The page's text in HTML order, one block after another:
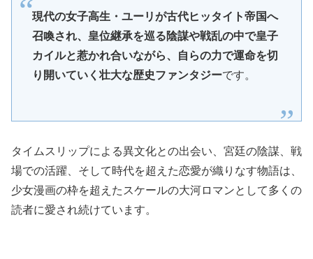
現代の女子高生・ユーリが古代ヒッタイト帝国へ
召喚され、皇位継承を巡る陰謀や戦乱の中で皇子
カイルと惹かれ合いながら、自らの力で運命を切
り開いていく壮大な歴史ファンタジーです。
タイムスリップによる異文化との出会い、宮廷の陰謀、戦
場での活躍、そして時代を超えた恋愛が織りなす物語は、
少女漫画の枠を超えたスケールの大河ロマンとして多くの
読者に愛され続けています。